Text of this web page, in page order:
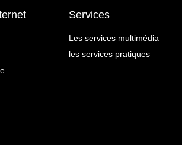
Services
Les services multimédia
les services pratiques